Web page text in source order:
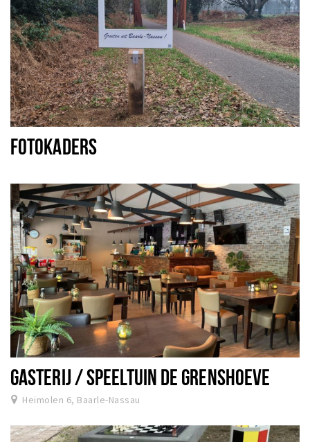
FOTOKADERS
GASTERIJ / SPEELTUIN DE GRENSHOEVE
Heimolen 6, Baarle-Nassau